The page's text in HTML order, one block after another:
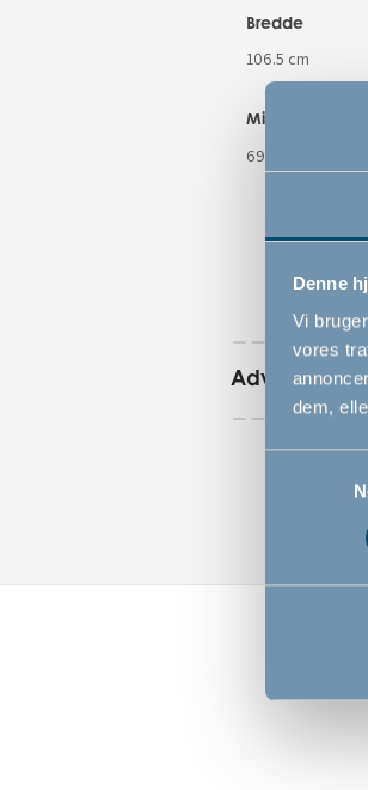
Denne
Vi
vores
dem,
Bredde
106.5 cm
Mindste
69 cm
Advarsler